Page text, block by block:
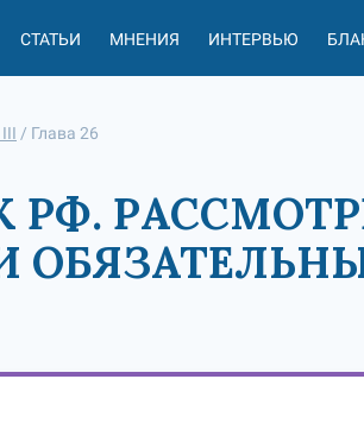
СТАТЬИ МНЕНИЯ ИНТЕРВЬЮ
/ Глава 26
РФ.